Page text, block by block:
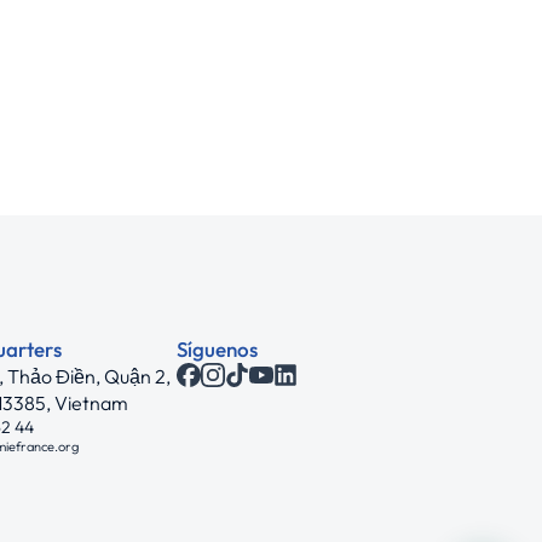
Thảo Điền, Quận 2,
Vietnam
44
Síguenos